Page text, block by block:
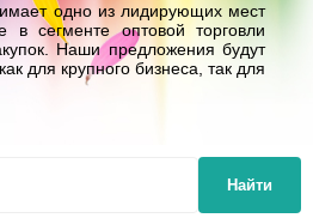
одно из лидирующих мест
в сегменте оптовой торговли
Наши предложения будут
для крупного бизнеса, так для
Найти